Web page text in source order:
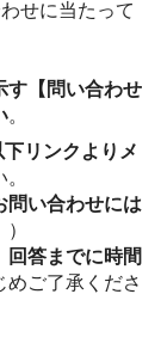
せに当たって
す【問い合わせ
。
下リンクよりメ
問い合わせには
回答までに時間
めご了承くださ